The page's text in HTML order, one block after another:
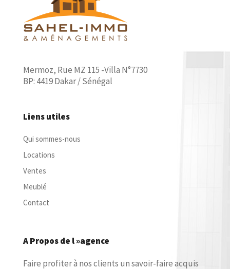
Mermoz, Rue MZ 115 -Villa N°7730
BP: 4419 Dakar / Sénégal
Liens utiles
Qui sommes-nous
Locations
Ventes
Meublé
Contact
A Propos de l »agence
Faire profiter à nos clients un savoir-faire acquis